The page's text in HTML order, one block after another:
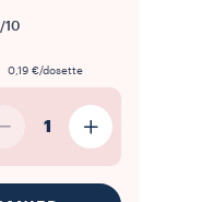
10
0,19 €/dosette
1